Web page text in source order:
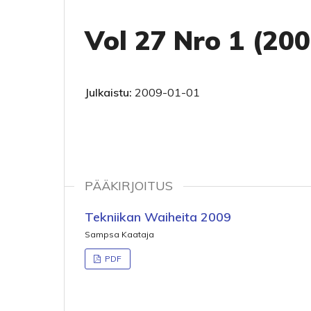
Vol 27 Nro 1
Julkaistu: 2009-01-01
PÄÄKIRJOITUS
Tekniikan Waiheita 2009
Sampsa Kaataja
PDF